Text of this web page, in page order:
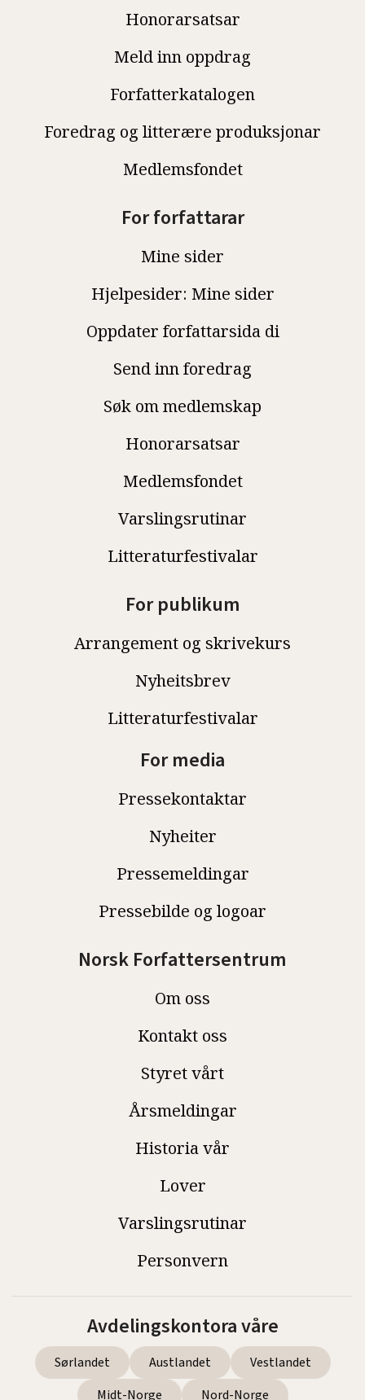
Honorarsatsar
Meld inn oppdrag
Forfatterkatalogen
Foredrag og litterære produksjonar
Medlemsfondet
For forfattarar
Mine sider
Hjelpesider: Mine sider
Oppdater forfattarsida di
Send inn foredrag
Søk om medlemskap
Honorarsatsar
Medlemsfondet
Varslingsrutinar
Litteraturfestivalar
For publikum
Arrangement og skrivekurs
Nyheitsbrev
Litteraturfestivalar
For media
Pressekontaktar
Nyheiter
Pressemeldingar
Pressebilde og logoar
Norsk Forfattersentrum
Om oss
Kontakt oss
Styret vårt
Årsmeldingar
Historia vår
Lover
Varslingsrutinar
Personvern
Avdelingskontora våre
Sørlandet Austlandet
Vestlandet
Midt-Norge
Nord-Norge